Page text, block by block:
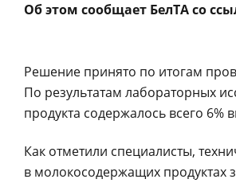
Об этом сообщает БелТА со
Решение принято по итогам
По результатам лабораторных
продукта содержалось всего 6%
Как отметили специалисты,
в молокосодержащих